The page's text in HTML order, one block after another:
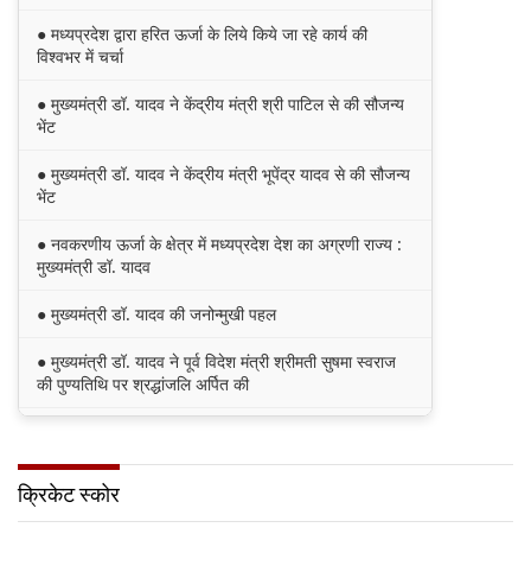
● मध्यप्रदेश द्वारा हरित ऊर्जा के लिये किये जा रहे कार्य की
विश्वभर में चर्चा
● मुख्यमंत्री डॉ. यादव ने केंद्रीय मंत्री श्री पाटिल से की सौजन्य
भेंट
● मुख्यमंत्री डॉ. यादव ने केंद्रीय मंत्री भूपेंद्र यादव से की सौजन्य
भेंट
● नवकरणीय ऊर्जा के क्षेत्र में मध्यप्रदेश देश का अग्रणी राज्य :
मुख्यमंत्री डॉ. यादव
● मुख्यमंत्री डॉ. यादव की जनोन्मुखी पहल
● मुख्यमंत्री डॉ. यादव ने पूर्व विदेश मंत्री श्रीमती सुषमा स्वराज
की पुण्यतिथि पर श्रद्धांजलि अर्पित की
● मध्यप्रदेश में सृजन संवाद अभियान का शुभारंभ
क्रिकेट स्कोर